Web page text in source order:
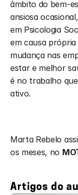
âmbito do bem-
ansiosa ocasional,
em Psicologia
em causa
mudança nas
estar e melhor
é no trabalho
ativo.
Marta Rebelo
os meses, no
Artigos do